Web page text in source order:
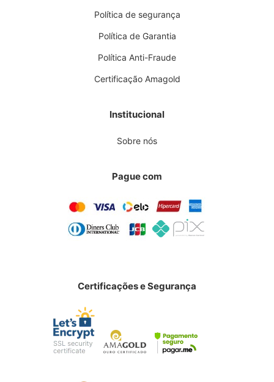
Política de segurança
Política de Garantia
Política Anti-Fraude
Certificação Amagold
Institucional
Sobre nós
Pague com
Certificações e Segurança